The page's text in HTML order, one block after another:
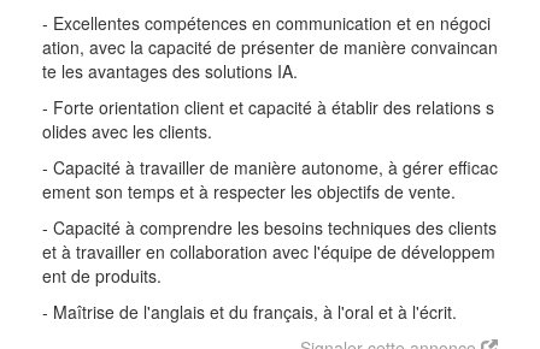
- Excellentes compétences en communication et en négoci
ation, avec la capacité de présenter de manière convaincan
te les avantages des solutions IA.
- Forte orientation client et capacité à établir des relations s
olides avec les clients.
- Capacité à travailler de manière autonome, à gérer efficac
ement son temps et à respecter les objectifs de vente.
- Capacité à comprendre les besoins techniques des clients
et à travailler en collaboration avec l'équipe de développem
ent de produits.
- Maîtrise de l'anglais et du français, à l'oral et à l'écrit.